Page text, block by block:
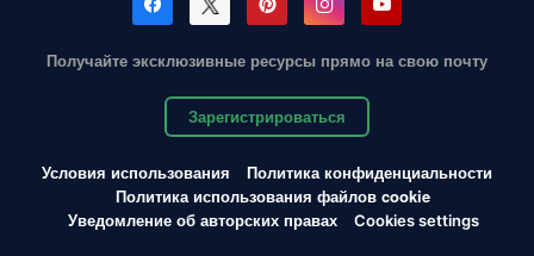
Получайте эксклюзивные ресурсы прямо на свою почту
Зарегистрироваться
Условия использования
Политика конфиденциальности
Политика использования файлов cookie
Уведомление об авторских правах
Cookies settings